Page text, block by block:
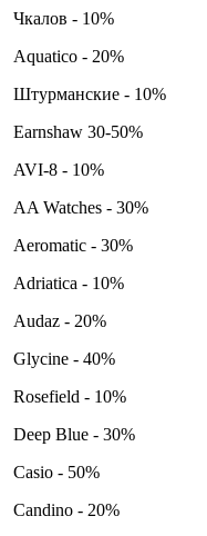
Чкалов - 10%
Aquatico - 20%
Штурманские - 10%
Earnshaw 30-50%
AVI-8 - 10%
AA Watches - 30%
Aeromatic - 30%
Adriatica - 10%
Audaz - 20%
Glycine - 40%
Rosefield - 10%
Deep Blue - 30%
Casio - 50%
Candino - 20%